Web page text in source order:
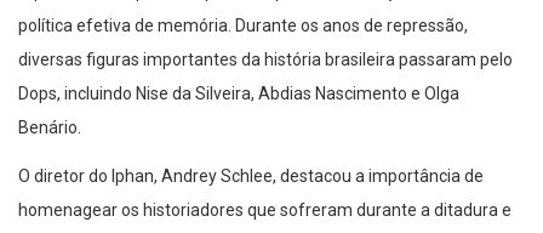
política efetiva de memória. Durante os anos de repressão,
diversas figuras importantes da história brasileira passaram pelo
Dops, incluindo Nise da Silveira, Abdias Nascimento e Olga
Benário.
O diretor do Iphan, Andrey Schlee, destacou a importância de
homenagear os historiadores que sofreram durante a ditadura e